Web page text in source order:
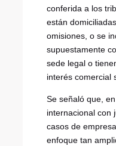
conferida a los
están
omisiones, o se
supuestamente
sede legal o
interés comercial
Se señaló que,
internacional con
casos de
enfoque tan